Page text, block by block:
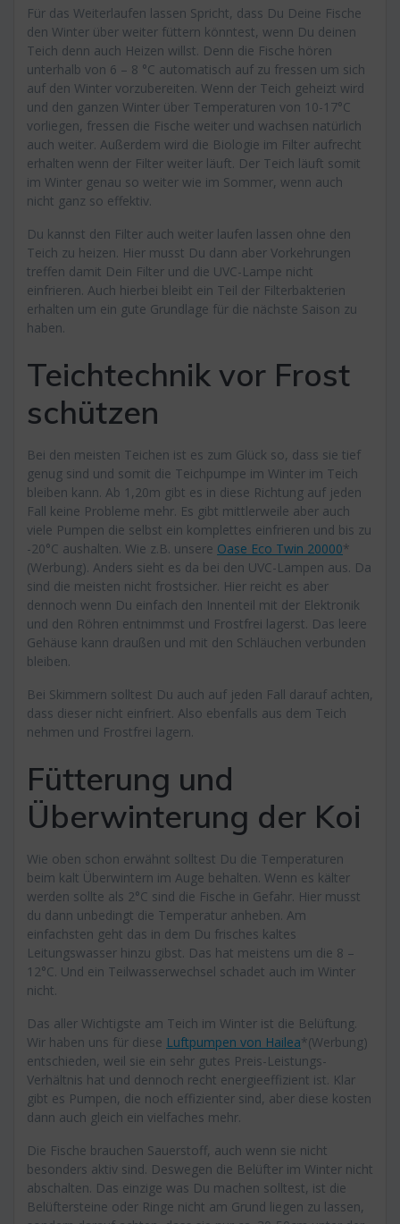
Für das Weiterlaufen lassen Spricht, dass Du Deine Fische
den Winter über weiter füttern könntest, wenn Du deinen
Teich denn auch Heizen willst. Denn die Fische hören
unterhalb von 6 – 8 °C automatisch auf zu fressen um sich
auf den Winter vorzubereiten. Wenn der Teich geheizt wird
und den ganzen Winter über Temperaturen von 10-17°C
vorliegen, fressen die Fische weiter und wachsen natürlich
auch weiter. Außerdem wird die Biologie im Filter aufrecht
erhalten wenn der Filter weiter läuft. Der Teich läuft somit
im Winter genau so weiter wie im Sommer, wenn auch
nicht ganz so effektiv.
Du kannst den Filter auch weiter laufen lassen ohne den
Teich zu heizen. Hier musst Du dann aber Vorkehrungen
treffen damit Dein Filter und die UVC-Lampe nicht
einfrieren. Auch hierbei bleibt ein Teil der Filterbakterien
erhalten um ein gute Grundlage für die nächste Saison zu
haben.
Teichtechnik vor Frost
schützen
Bei den meisten Teichen ist es zum Glück so, dass sie tief
genug sind und somit die Teichpumpe im Winter im Teich
bleiben kann. Ab 1,20m gibt es in diese Richtung auf jeden
Fall keine Probleme mehr. Es gibt mittlerweile aber auch
viele Pumpen die selbst ein komplettes einfrieren und bis zu
-20°C aushalten. Wie z.B. unsere Oase Eco Twin 20000*
(Werbung). Anders sieht es da bei den UVC-Lampen aus. Da
sind die meisten nicht frostsicher. Hier reicht es aber
dennoch wenn Du einfach den Innenteil mit der Elektronik
und den Röhren entnimmst und Frostfrei lagerst. Das leere
Gehäuse kann draußen und mit den Schläuchen verbunden
bleiben.
Bei Skimmern solltest Du auch auf jeden Fall darauf achten,
dass dieser nicht einfriert. Also ebenfalls aus dem Teich
nehmen und Frostfrei lagern.
Fütterung und
Überwinterung der Koi
Wie oben schon erwähnt solltest Du die Temperaturen
beim kalt Überwintern im Auge behalten. Wenn es kälter
werden sollte als 2°C sind die Fische in Gefahr. Hier musst
du dann unbedingt die Temperatur anheben. Am
einfachsten geht das in dem Du frisches kaltes
Leitungswasser hinzu gibst. Das hat meistens um die 8 –
12°C. Und ein Teilwasserwechsel schadet auch im Winter
nicht.
Das aller Wichtigste am Teich im Winter ist die Belüftung.
Wir haben uns für diese Luftpumpen von Hailea*(Werbung)
entschieden, weil sie ein sehr gutes Preis-Leistungs-
Verhältnis hat und dennoch recht energieeffizient ist. Klar
gibt es Pumpen, die noch effizienter sind, aber diese kosten
dann auch gleich ein vielfaches mehr.
Die Fische brauchen Sauerstoff, auch wenn sie nicht
besonders aktiv sind. Deswegen die Belüfter im Winter nicht
abschalten. Das einzige was Du machen solltest, ist die
Belüftersteine oder Ringe nicht am Grund liegen zu lassen,